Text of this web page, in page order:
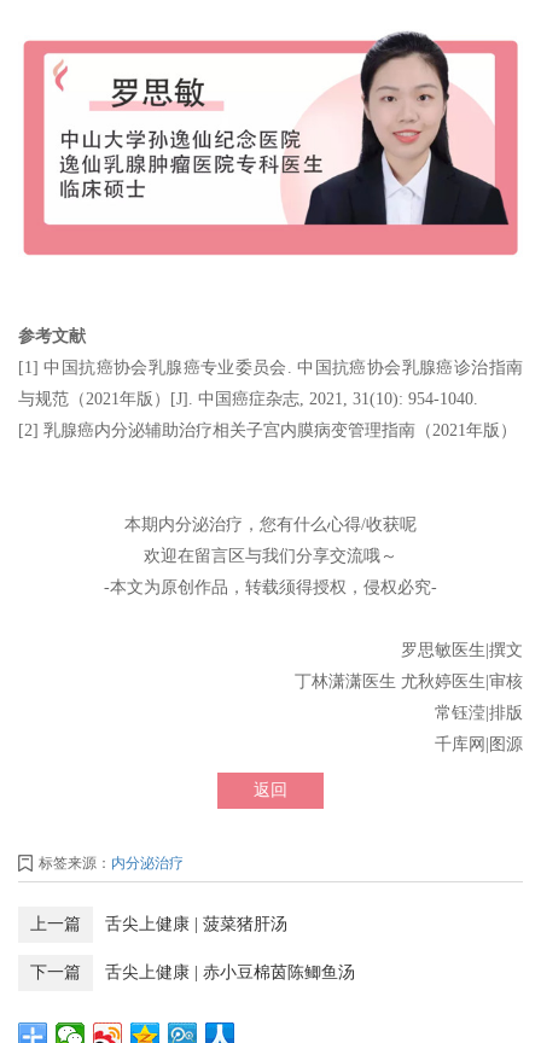
参考文献
[1] 中国抗癌协会乳腺癌专业委员会. 中国抗癌协会乳腺癌诊治指南
与规范（2021年版）[J]. 中国癌症杂志, 2021, 31(10): 954-1040.
[2] 乳腺癌内分泌辅助治疗相关子宫内膜病变管理指南（2021年版）
本期内分泌治疗，您有什么心得/收获呢
欢迎在留言区与我们分享交流哦～
-本文为原创作品，转载须得授权，侵权必究-
罗思敏医生|撰文
丁林潇潇医生 尤秋婷医生|审核
常钰滢|排版
千库网|图源
返回
标签来源： 内分泌治疗
上一篇 舌尖上健康 | 菠菜猪肝汤
下一篇 舌尖上健康 | 赤小豆棉茵陈鲫鱼汤